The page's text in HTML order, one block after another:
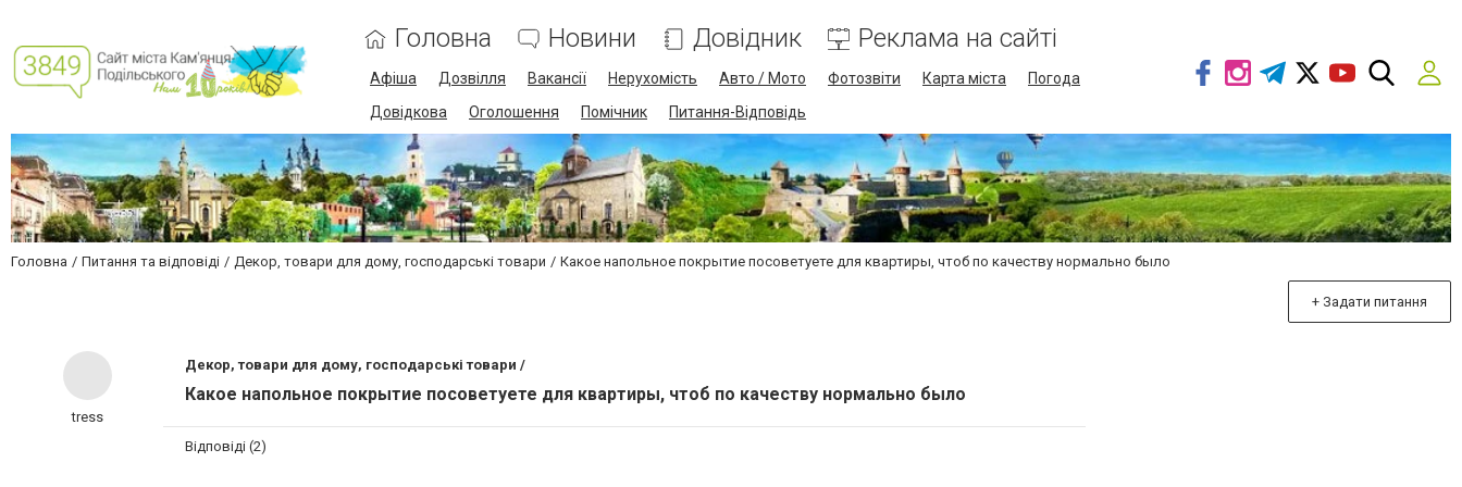
Головна Новини Довідник Реклама на сайті
Афіша Дозвілля Вакансії Нерухомість Авто / Мото Фотозвіти Карта міста
Погода
Довідкова
Оголошення Помічник Питання-Відповідь
Головна Питання та відповіді Декор, товари для дому, господарські товари Какое напольное покрытие посоветуете для квартиры, чтоб по качеству нормально было
+ Задати питання
tress
Декор, товари для дому, господарські товари /
Какое напольное покрытие посоветуете для квартиры, чтоб по качеству нормально было
Відповіді (2)